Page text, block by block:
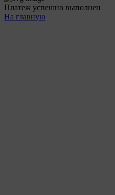
Платеж успешно выполнен
На главную